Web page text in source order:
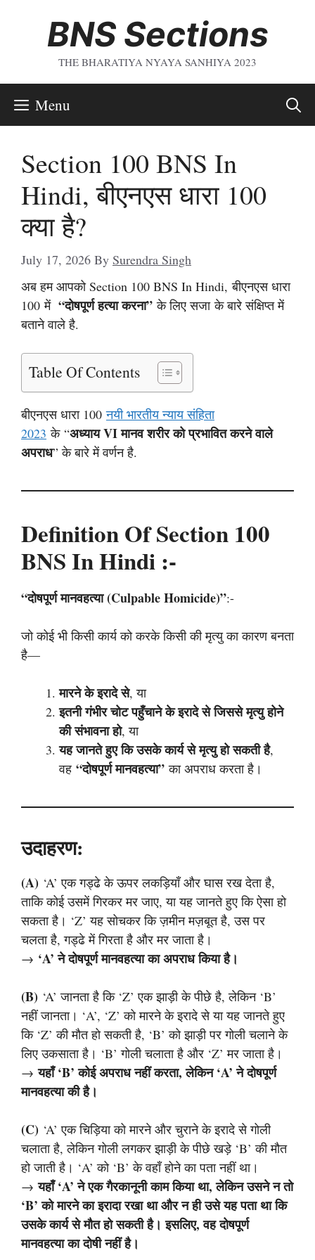
BNS Sections
THE BHARATIYA NYAYA SANHIYA 2023
Menu
Section 100 BNS In
Hindi, बीएनएस धारा 100
क्या है?
July 17, 2026 By Surendra Singh
अब हम आपको Section 100 BNS In Hindi, बीएनएस धारा
100 में “दोषपूर्ण हत्याकरना” के लिए सजा के बारे संक्षिप्त में
बताने वाले है.
Table Of Contents
बीएनएस धारा 100नयी भारतीय न्याय संहिता
2023 के “अध्याय VI मानव शरीर को प्रभावित करने वाले
अपराध” के बारे में वर्णन है.
Definition Of Section 100
BNS In Hindi :-
“दोषपूर्ण मानवहत्या (Culpable Homicide)”:-
जो कोई भी किसी कार्य को करके किसी की मृत्यु का कारण बनता
है—
मारने के इरादे से, या
इतनी गंभीर चोट पहुँचाने के इरादे से जिससे मृत्यु होने
की संभावना हो, या
यह जानते हुए कि उसके कार्य से मृत्यु हो सकती है,
वह “दोषपूर्ण मानवहत्या” का अपराध करता है।
उदाहरण:
(a) ‘A’ एक गड्ढे के ऊपर लकड़ियाँ और घास रख देता है,
ताकि कोई उसमें गिरकर मर जाए, या यह जानते हुए कि ऐसा हो
सकता है। ‘Z’ यह सोचकर कि ज़मीन मज़बूत है, उस पर
चलता है, गड्ढे में गिरता है और मर जाता है।
→ ‘A’ ने दोषपूर्ण मानवहत्या का अपराध किया है।
(b) ‘A’ जानता है कि ‘Z’ एक झाड़ी के पीछे है, लेकिन ‘B’
नहीं जानता। ‘A’, ‘Z’ को मारने के इरादे से या यह जानते हुए
कि ‘Z’ की मौत हो सकती है, ‘B’ को झाड़ी पर गोली चलाने के
लिए उकसाता है। ‘B’ गोली चलाता है और ‘Z’ मर जाता है।
→यहाँ ‘B’ कोई अपराध नहीं करता, लेकिन ‘A’ ने दोषपूर्ण
मानवहत्या की है।
(c) ‘A’ एक चिड़िया को मारने और चुराने के इरादे से गोली
चलाता है, लेकिन गोली लगकर झाड़ी के पीछे खड़े ‘B’ की मौत
हो जाती है। ‘A’ को ‘B’ के वहाँ होने का पता नहीं था।
→यहाँ ‘A’ ने एक गैरकानूनी काम किया था, लेकिन उसने न तो
‘B’ को मारने का इरादा रखा था और न ही उसे यह पता था कि
उसके कार्य से मौत हो सकती है। इसलिए, वह दोषपूर्ण
मानवहत्या का दोषी नहीं है।